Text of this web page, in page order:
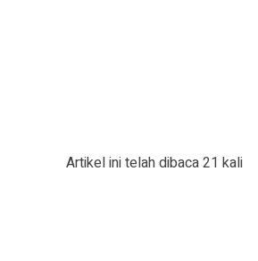
Artikel ini telah dibaca 21 kali